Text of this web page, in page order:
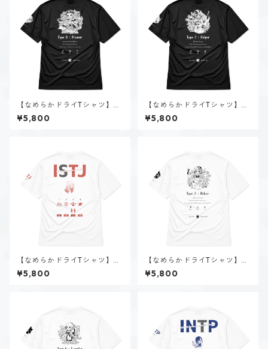
【なめらかドライTシャツ】タ
イプ８-統べる人（ダーク）｜
ブラック
¥5,800
【なめらかドライTシャツ】タ
イプ２-助ける人（ダーク）｜
ブラック
¥5,800
【なめらかドライTシャツ】新
田 理央（ISTJ）｜ホワイト
¥5,800
【なめらかドライTシャツ】タ
イプ２-助ける人（ホーリー）
｜ホワイト
¥5,800